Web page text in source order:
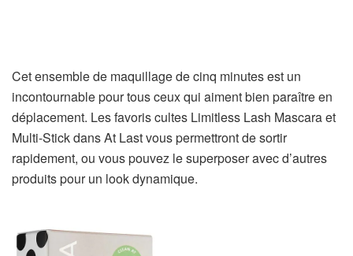
Cet ensemble de maquillage de cinq minutes est un
incontournable pour tous ceux qui aiment bien paraître en
déplacement. Les favoris cultes Limitless Lash Mascara et
Multi-Stick dans At Last vous permettront de sortir
rapidement, ou vous pouvez le superposer avec d’autres
produits pour un look dynamique.